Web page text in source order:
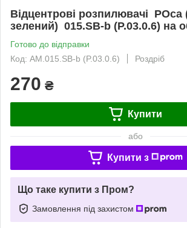
Відцентрові розпилювачі РОса
зелений) 015.SB-b (P.03.0.6) на
Готово до відправки
Код: AM.015.SB-b (P.03.0.6)
Роздріб
270 ₴
Купити
або
Купити з
Що таке купити з Пром?
Замовлення під захистом